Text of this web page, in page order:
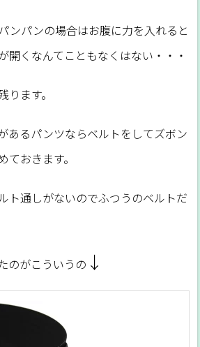
ンパンの場合はお腹に力を入れると
開くなんてこともなくはない・・・
ます。
あるパンツならベルトをしてズボン
おきます。
ト通しがないのでふつうのベルトだ
のがこういうの ↓